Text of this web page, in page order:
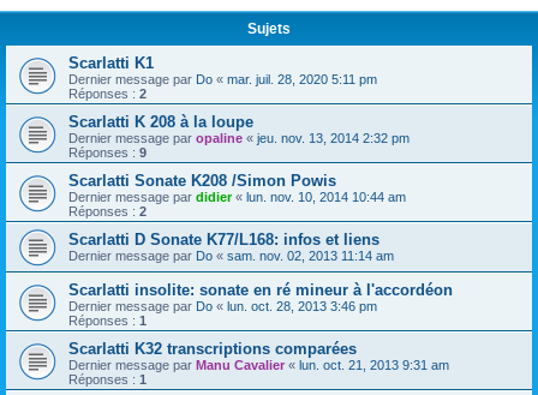
Sujets
Scarlatti K1
Dernier message par Do « mar. juil. 28, 2020 5:11 pm
Réponses : 2
Scarlatti K 208 à la loupe
Dernier message par opaline « jeu. nov. 13, 2014 2:32 pm
Réponses : 9
Scarlatti Sonate K208 /Simon Powis
Dernier message par didier« lun. nov. 10, 2014 10:44 am
Réponses : 2
Scarlatti D Sonate K77/L168: infos et liens
Dernier message par Do « sam. nov. 02, 2013 11:14 am
Scarlatti insolite: sonate en ré mineur à l'accordéon
Dernier message par Do « lun. oct. 28, 2013 3:46 pm
Réponses : 1
Scarlatti K32 transcriptions comparées
Dernier message par Manu Cavalier « lun. oct. 21, 2013 9:31 am
Réponses : 1